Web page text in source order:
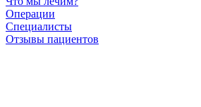
Операции
Специалисты
Отзывы пациентов